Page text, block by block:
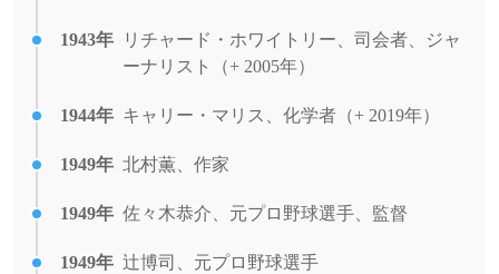
1943年
リチャード・ホワイトリー、司会者、ジャ
ーナリスト（+ 2005年）
1944年 キャリー・マリス、化学者（+ 2019年）
1949年 北村薫、作家
1949年 佐々木恭介、元プロ野球選手、監督
1949年 辻博司、元プロ野球選手